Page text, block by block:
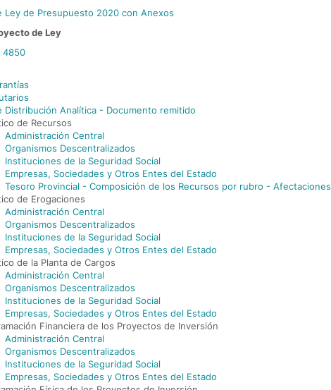
Ley de Presupuesto 2020 con Anexos
de Ley
4850
Distribución Analítica - Documento remitido
de Recursos
Administración Central
Organismos Descentralizados
Instituciones de la Seguridad Social
Empresas, Sociedades y Otros Entes del Estado
Tesoro Provincial - Composición de los Recursos por rubro - Afectaciones
de Erogaciones
Administración Central
Organismos Descentralizados
Instituciones de la Seguridad Social
Empresas, Sociedades y Otros Entes del Estado
de la Planta de Cargos
Administración Central
Organismos Descentralizados
Instituciones de la Seguridad Social
Empresas, Sociedades y Otros Entes del Estado
Financiera de los Proyectos de Inversión
Administración Central
Organismos Descentralizados
Instituciones de la Seguridad Social
Empresas, Sociedades y Otros Entes del Estado